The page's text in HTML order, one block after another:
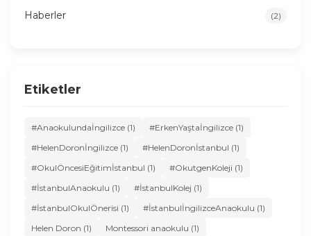
Haberler (2)
Etiketler
#Anaokulundaİngilizce (1)
#ErkenYaştaİngilizce (1)
#HelenDoronİngilizce (1)
#HelenDoronİstanbul (1)
#OkulÖncesiEğitimİstanbul (1)
#OkutgenKoleji (1)
#İstanbulAnaokulu (1)
#İstanbulKolej (1)
#İstanbulOkulÖnerisi (1)
#İstanbulİngilizceAnaokulu (1)
Helen Doron (1)
Montessori anaokulu (1)